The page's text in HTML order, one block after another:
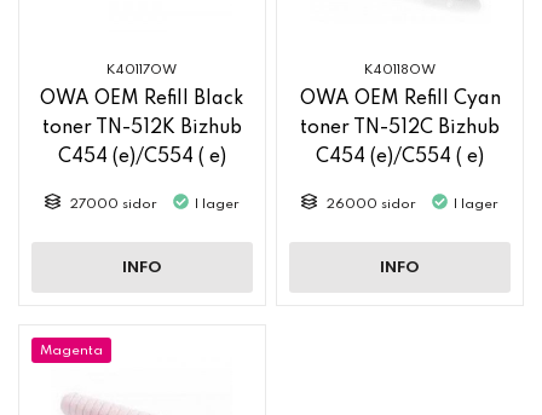
K40117OW
OWA OEM Refill Black
toner TN-512K Bizhub
C454 (e)/C554 ( e)
27000 sidor I lager
INFO
K40118OW
OWA OEM Refill Cyan
toner TN-512C Bizhub
C454 (e)/C554 ( e)
26000 sidor I lager
INFO
Magenta